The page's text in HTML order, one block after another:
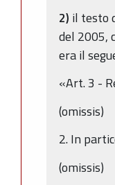
2) il testo
del 2005,
era il
«Art. 3 -
(omissis)
2. In
(omissis)